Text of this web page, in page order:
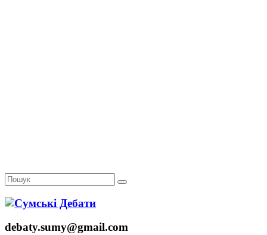
debaty.sumy@gmail.com